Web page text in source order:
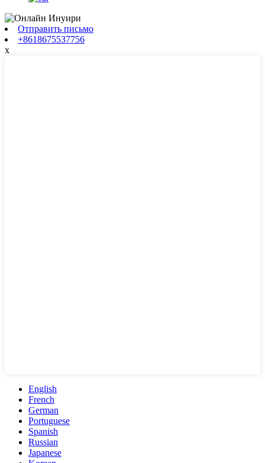
Отправить письмо
+8618675537756
x
English
French
German
Portuguese
Spanish
Russian
Japanese